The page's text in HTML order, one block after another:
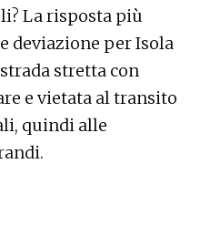
La risposta più
deviazione per Isola
stretta con
e vietata al transito
quindi alle